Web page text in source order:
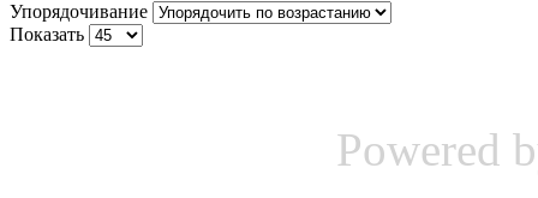
Упорядочивание
Показать
Powered